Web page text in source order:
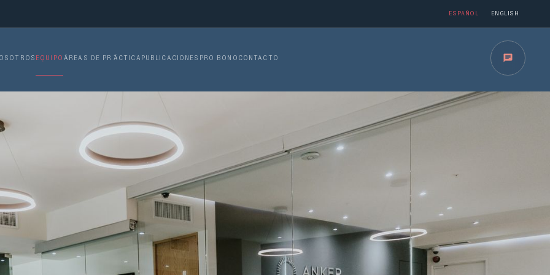
ESPAÑOL ENGLISH
EQUIPO ´ÁREAS DE PR´´ÁCTICA PUBLICACIONES PRO BONO CONTACTO